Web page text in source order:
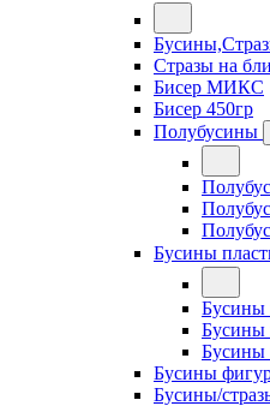
Стразы на
Бисер МИКС
Бисер 450гр
Полубусины
Бусины
Бусины
Бусины
Бусины
Бусины
Бусины/